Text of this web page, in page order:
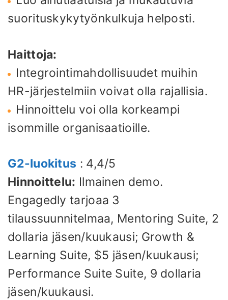
suorituskykytyönkulkuja helposti.
Haittoja:
Integrointimahdollisuudet muihin
HR-järjestelmiin voivat olla rajallisia.
Hinnoittelu voi olla korkeampi
isommille organisaatioille.
G2-luokitus : 4,4/5
Hinnoittelu: Ilmainen demo.
Engagedly tarjoaa 3
tilaussuunnitelmaa, Mentoring Suite, 2
dollaria jäsen/kuukausi; Growth &
Learning Suite, $5 jäsen/kuukausi;
Performance Suite Suite, 9 dollaria
jäsen/kuukausi.